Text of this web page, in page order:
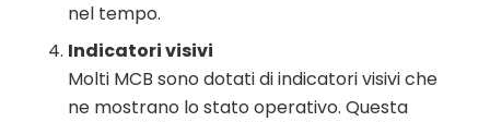
nel tempo.
Indicatori visivi
Molti MCB sono dotati di indicatori visivi che
ne mostrano lo stato operativo. Questa